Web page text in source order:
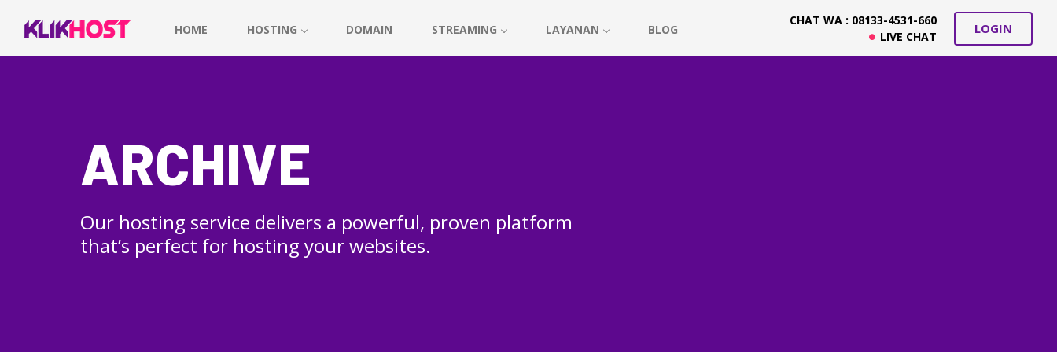
HOME HOSTING DOMAIN STREAMING LAYANAN BLOG
CHAT WA : 08133-4531-660
LIVE CHAT
LOGIN
ARCHIVE
Our hosting service delivers a powerful, proven platform
that’s perfect for hosting your websites.